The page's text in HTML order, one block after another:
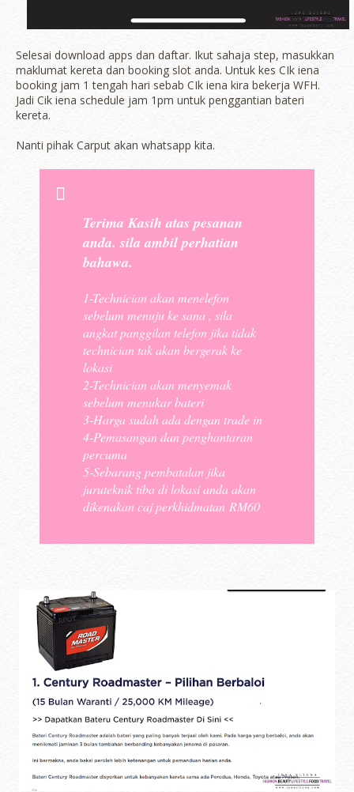
Selesai download apps dan daftar. Ikut sahaja step, masukkan
maklumat kereta dan booking slot anda. Untuk kes CIk iena
booking jam 1 tengah hari sebab CIk iena kira bekerja WFH.
Jadi Cik iena schedule jam 1pm untuk penggantian bateri
kereta.
Nanti pihak Carput akan whatsapp kita.
Terima Kasih atas pesanan
anda. sila ambil perhatian
bahawa.
1-Technician akan menelefon
sebelum menuju ke sana , sila
angkat panggilan telefon jika tidak
technician tak akan bergerak ke
lokasi
2-Technician akan menyemak
sebelum menukar bateri
3-Harga sudah ada dengan trade in
4-Pemasangan dan penghantaran
percuma
5-Sebarang pembatalan jika
juruteknik tiba di lokasi anda akan
dikenakan caj perkhidmatan RM60